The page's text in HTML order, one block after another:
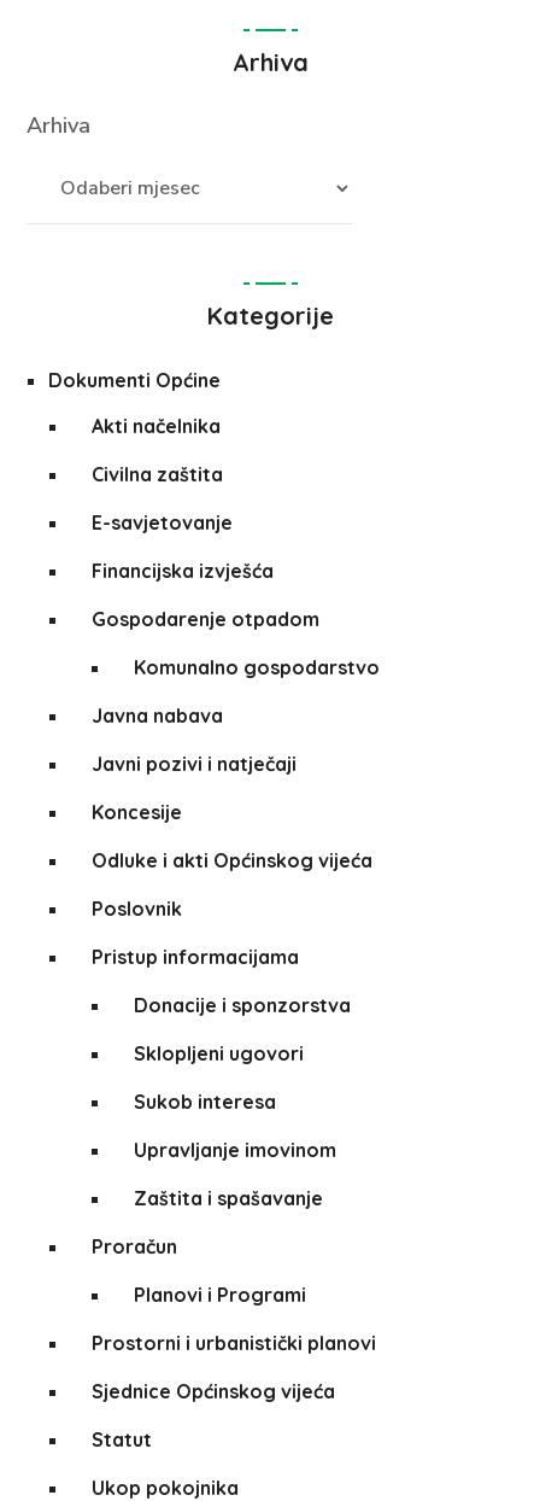
Arhiva
Arhiva
Kategorije
Dokumenti Općine
Akti načelnika
Civilna zaštita
E-savjetovanje
Financijska izvješća
Gospodarenje otpadom
Komunalno gospodarstvo
Javna nabava
Javni pozivi i natječaji
Koncesije
Odluke i akti Općinskog vijeća
Poslovnik
Pristup informacijama
Donacije i sponzorstva
Sklopljeni ugovori
Sukob interesa
Upravljanje imovinom
Zaštita i spašavanje
Proračun
Planovi i Programi
Prostorni i urbanistički planovi
Sjednice Općinskog vijeća
Statut
Ukop pokojnika